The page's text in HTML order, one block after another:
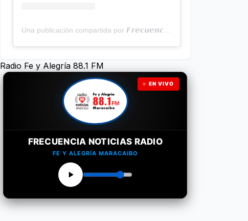
Una publicación compartida por 𝙁𝙧𝙚𝙘𝙪𝙚𝙣𝙘𝙞𝙖 𝙉𝙤𝙩𝙞𝙘𝙞𝙖𝙨 | Programa Radial (@frecuencianoticias)
Radio Fe y Alegría 88.1 FM
EN VIVO
FRECUENCIA NOTICIAS RADIO
FE Y ALEGRÍA MARACAIBO